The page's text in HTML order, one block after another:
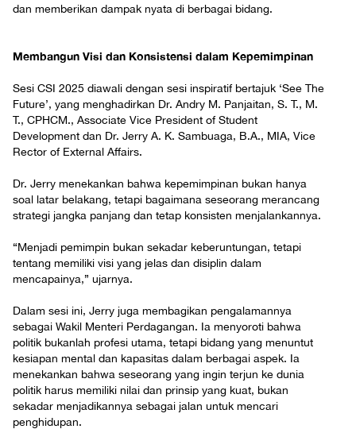
dan memberikan dampak nyata di berbagai bidang.
Membangun Visi dan Konsistensi dalam Kepemimpinan
Sesi CSI 2025 diawali dengan sesi inspiratif bertajuk ‘See The
Future’, yang menghadirkan Dr. Andry M. Panjaitan, S. T., M.
T., CPHCM., Associate Vice President of Student
Development dan Dr. Jerry A. K. Sambuaga, B.A., MIA, Vice
Rector of External Affairs.
Dr. Jerry menekankan bahwa kepemimpinan bukan hanya
soal latar belakang, tetapi bagaimana seseorang merancang
strategi jangka panjang dan tetap konsisten menjalankannya.
“Menjadi pemimpin bukan sekadar keberuntungan, tetapi
tentang memiliki visi yang jelas dan disiplin dalam
mencapainya,” ujarnya.
Dalam sesi ini, Jerry juga membagikan pengalamannya
sebagai Wakil Menteri Perdagangan. Ia menyoroti bahwa
politik bukanlah profesi utama, tetapi bidang yang menuntut
kesiapan mental dan kapasitas dalam berbagai aspek. Ia
menekankan bahwa seseorang yang ingin terjun ke dunia
politik harus memiliki nilai dan prinsip yang kuat, bukan
sekadar menjadikannya sebagai jalan untuk mencari
penghidupan.